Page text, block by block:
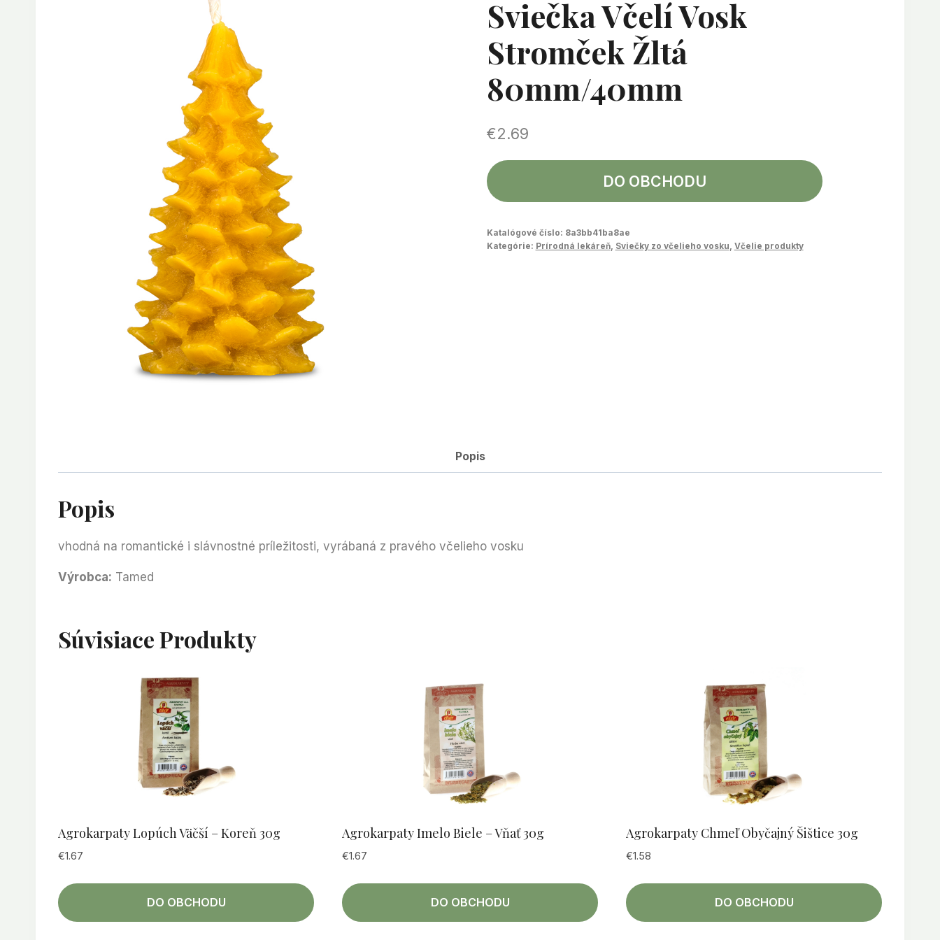
Sviečka Včelí Vosk
Stromček Žltá
80mm/40mm
€2.69
DO OBCHODU
Katalógové číslo: 8a3bb41ba8ae
Kategórie: Prírodná lekáreň, Sviečky zo včelieho vosku Včelie produkty
Popis
Popis
vhodná na romantické i slávnostné príležitosti, vyrábaná z pravého včelieho vosku
Výrobca: Tamed
Súvisiace Produkty
Agrokarpaty Lopúch Väčší – Koreň 30g
€1.67
DO OBCHODU
Agrokarpaty Imelo Biele – Vňať 30g
€1.67
DO OBCHODU
Agrokarpaty Chmeľ Obyčajný Šištice 30g
€1.58
DO OBCHODU